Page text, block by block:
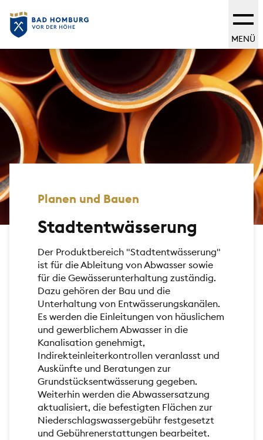
MENÜ
Planen und Bauen
Stadtentwässerung
Der Produktbereich "Stadtentwässerung"
ist für die Ableitung von Abwasser sowie
für die Gewässerunterhaltung zuständig.
Dazu gehören der Bau und die
Unterhaltung von Entwässerungskanälen.
Es werden die Einleitungen von häuslichem
und gewerblichem Abwasser in die
Kanalisation genehmigt,
Indirekteinleiterkontrollen veranlasst und
Auskünfte und Beratungen zur
Grundstücksentwässerung gegeben.
Weiterhin werden die Abwassersatzung
aktualisiert, die befestigten Flächen zur
Niederschlagswassergebühr festgesetzt
und Gebührenerstattungen bearbeitet.